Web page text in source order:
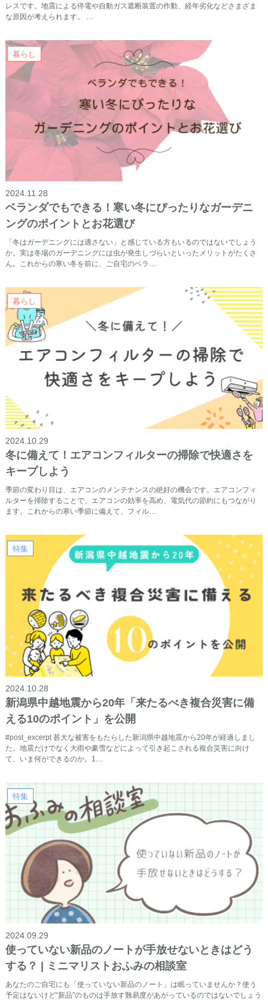
レスです。地震による停電や自動ガス遮断装置の作動、経年劣化などさまざま
な原因が考えられます。 …
暮らし
2024.11.28
ベランダでもできる！寒い冬にぴったりなガーデニ
ングのポイントとお花選び
「冬はガーデニングには適さない」と感じている方もいるのではないでしょう
か。実は冬場のガーデニングには虫が発生しづらいといったメリットがたくさ
ん。これからの寒い冬を前に、ご自宅のベラ…
暮らし
2024.10.29
冬に備えて！エアコンフィルターの掃除で快適さを
キープしよう
季節の変わり目は、エアコンのメンテナンスの絶好の機会です。エアコンフィ
ルターを掃除することで、エアコンの効率を高め、電気代の節約にもつながり
ます。これからの寒い季節に備えて、フィル…
特集
2024.10.28
新潟県中越地震から20年「来たるべき複合災害に備
える10のポイント」を公開
#post_excerpt 甚大な被害をもたらした新潟県中越地震から20年が経過しまし
た。地震だけでなく大雨や豪雪などによって引き起こされる複合災害に向け
て、いま何ができるのか。1…
特集
2024.09.29
使っていない新品のノートが手放せないときはどう
する？ | ミニマリストおふみの相談室
あなたのご自宅にも「使っていない新品のノート」は眠っていませんか？使う
予定はないけど“新品”のものは手放す難易度があがっているのではないでしょう